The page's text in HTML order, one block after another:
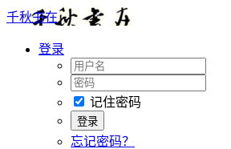
千秋书在
登录
记住密码
忘记密码？